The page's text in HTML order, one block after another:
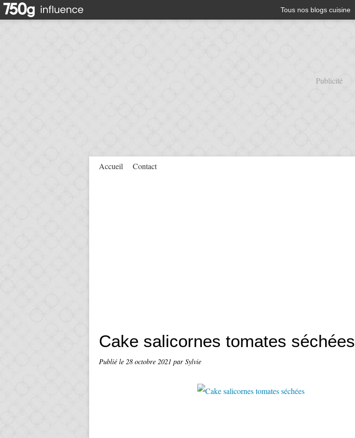
Tous nos blogs cuisine
Publicité
Accueil Contact
Cake salicornes tomates séchées
Publié le 28 octobre 2021 par Sylvie